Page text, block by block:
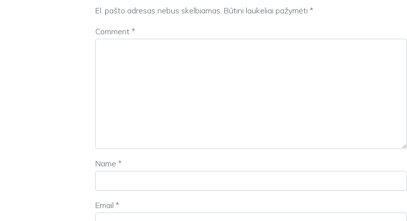
El. pašto adresas nebus skelbiamas. Būtini laukeliai pažymėti *
Comment *
Name *
Email *